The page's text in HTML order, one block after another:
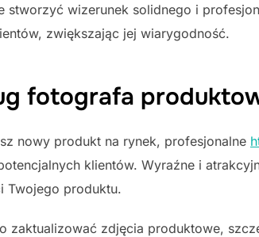
wizerunek solidnego i
zwiększając jej wiarygodność.
fotografa
nowy produkt na rynek, profesjonalne
klientów. Wyraźne i
Twojego produktu.
zaktualizować zdjęcia produktowe,